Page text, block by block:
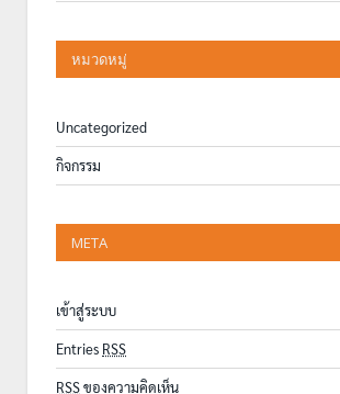
หมวดหมู่
Uncategorized
กิจกรรม
META
เข้าสู่ระบบ
Entries RSS
RSSของความคิดเห็น